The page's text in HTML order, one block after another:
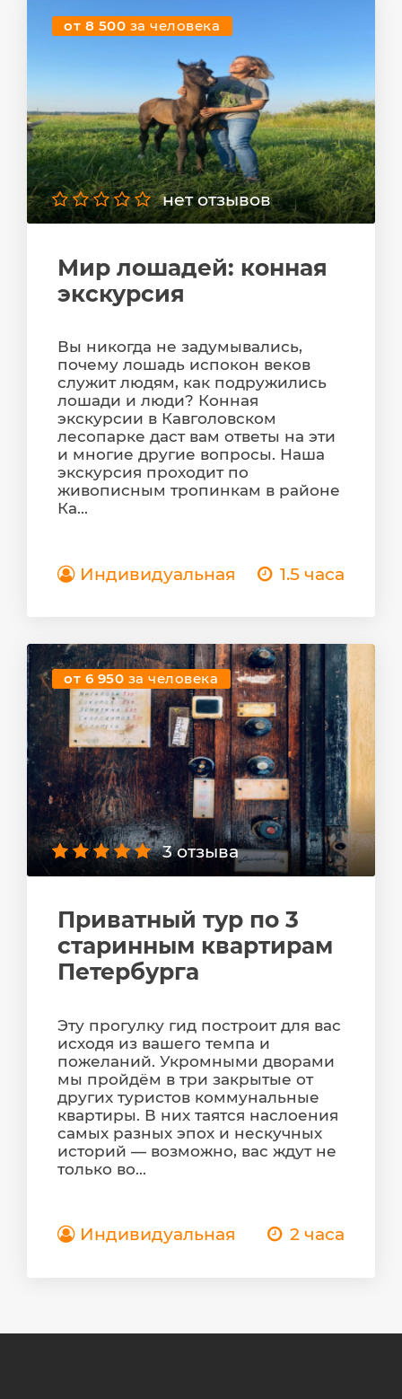
от 8 500 за человека
нет отзывов
Мир лошадей: конная
экскурсия
Вы никогда не задумывались,
почему лошадь испокон веков
служит людям, как подружились
лошади и люди? Конная
экскурсии в Кавголовском
лесопарке даст вам ответы на эти
и многие другие вопросы. Наша
экскурсия проходит по
живописным тропинкам в районе
Ка...
Индивидуальная 1.5 часа
от 6 950 за человека
3 отзыва
Приватный тур по 3
старинным квартирам
Петербурга
Эту прогулку гид построит для вас
исходя из вашего темпа и
пожеланий. Укромными дворами
мы пройдём в три закрытые от
других туристов коммунальные
квартиры. В них таятся наслоения
самых разных эпох и нескучных
историй — возможно, вас ждут не
только во...
Индивидуальная 2 часа